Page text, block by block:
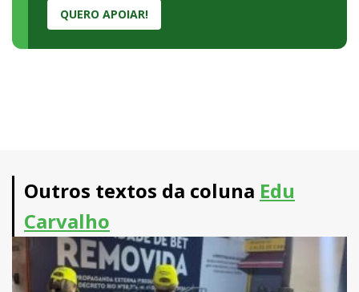
QUERO APOIAR!
Outros textos da coluna Edu
Carvalho